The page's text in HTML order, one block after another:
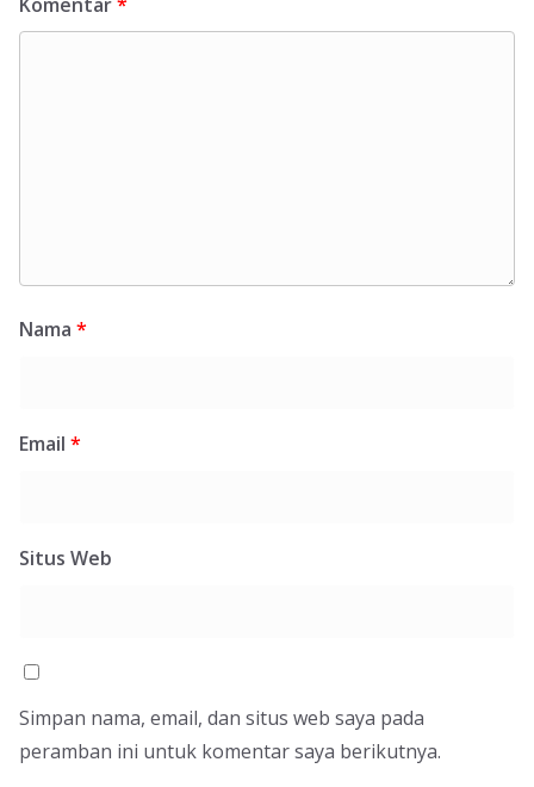
Nama *
Email *
Situs Web
Simpan nama, email, dan situs web saya pada
peramban ini untuk komentar saya berikutnya.